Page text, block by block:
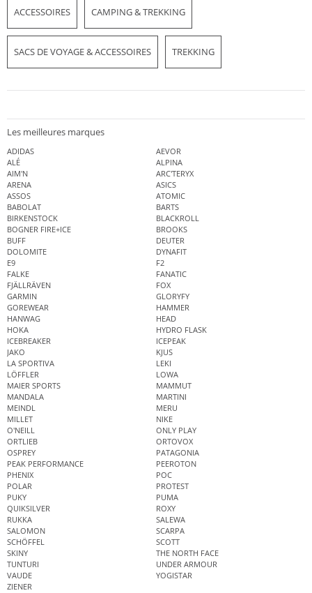
ACCESSOIRES CAMPING & TREKKING
SACS DE VOYAGE & ACCESSOIRES TREKKING
Les meilleures marques
ADIDAS
AEVOR
ALÉ
ALPINA
AIM'N
ARC'TERYX
ARENA
ASICS
ASSOS
ATOMIC
BABOLAT
BARTS
BIRKENSTOCK
BLACKROLL
BOGNER FIRE+ICE
BROOKS
BUFF
DEUTER
DOLOMITE
DYNAFIT
E9
F2
FALKE
FANATIC
FJÄLLRÄVEN
FOX
GARMIN
GLORYFY
GOREWEAR
HAMMER
HANWAG
HEAD
HOKA
HYDRO FLASK
ICEBREAKER
ICEPEAK
JAKO
KJUS
LA SPORTIVA
LEKI
LÖFFLER
LOWA
MAIER SPORTS
MAMMUT
MANDALA
MARTINI
MEINDL
MERU
MILLET
NIKE
O'NEILL
ONLY PLAY
ORTLIEB
ORTOVOX
OSPREY
PATAGONIA
PEAK PERFORMANCE
PEEROTON
PHENIX
POC
POLAR
PROTEST
PUKY
PUMA
QUIKSILVER
ROXY
RUKKA
SALEWA
SALOMON
SCARPA
SCHÖFFEL
SCOTT
SKINY
THE NORTH FACE
TUNTURI
UNDER ARMOUR
VAUDE
YOGISTAR
ZIENER